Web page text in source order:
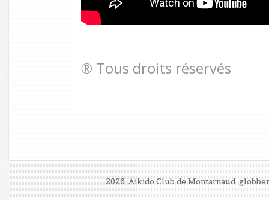
® Tous droits réservés
2026 Aikido Club de Montarnaud